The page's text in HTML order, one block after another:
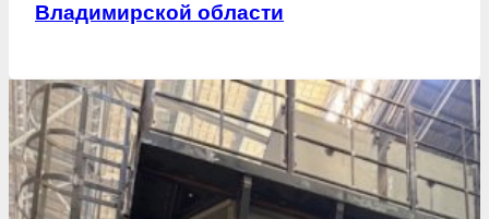
Владимирской области